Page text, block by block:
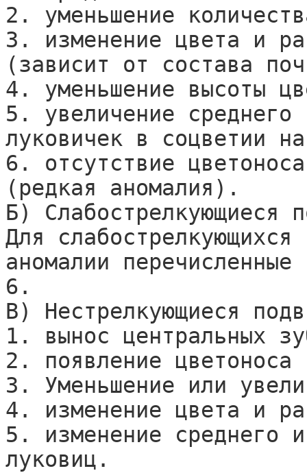
2. уменьшение
3. изменение цвета и
(зависит от состава
4. уменьшение высоты
5. увеличение среднего
луковичек в соцветии
6. отсутствие
(редкая аномалия).
Б) Слабострелкующиеся
Для
аномалии
6.
В) Нестрелкующиеся
1. вынос центральных
2. появление
3. Уменьшение или
4. изменение цвета и
5. изменение среднего
луковиц.